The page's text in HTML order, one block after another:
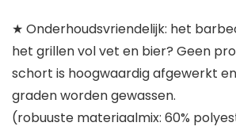
★ Onderhoudsvriendelijk: het
het grillen vol vet en bier? Geen
schort is hoogwaardig afgewerkt
graden worden gewassen.
(robuuste materiaalmix: 60%